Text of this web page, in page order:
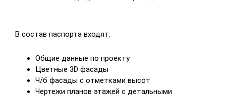
В состав паспорта входят:
Общие данные по проекту
Цветные 3D фасады
Ч/б фасады с отметками высот
Чертежи планов этажей с детальными